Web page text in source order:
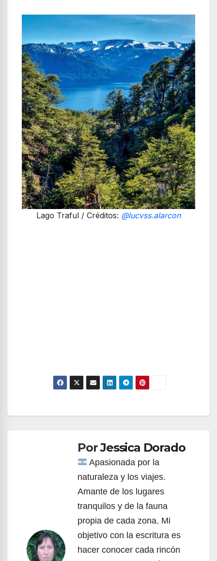
Lago Traful / Créditos: @lucvss.alarcon
Navegación
entradasPorJessica Dorado
Apasionada por la
naturaleza y los viajes.
Amante de los lugares
tranquilos y de la fauna
propia de cada zona. Mi
objetivo con la escritura es
hacer conocer cada rincón